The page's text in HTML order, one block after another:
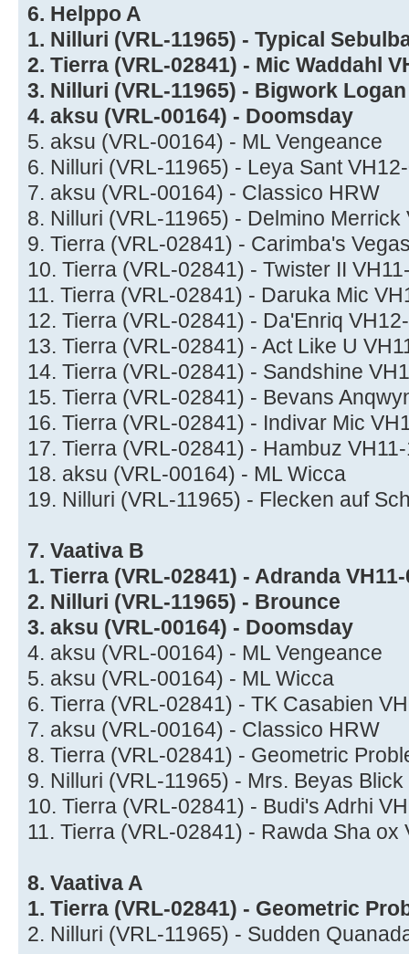
6. Helppo A
1. Nilluri (VRL-11965) - Typical
2. Tierra (VRL-02841) - Mic Waddahl
3. Nilluri (VRL-11965) - Bigwork
4. aksu (VRL-00164) - Doomsday
5. aksu (VRL-00164) - ML Vengeance
6. Nilluri (VRL-11965) - Leya Sant
7. aksu (VRL-00164) - Classico HRW
8. Nilluri (VRL-11965) - Delmino
9. Tierra (VRL-02841) - Carimba's
10. Tierra (VRL-02841) - Twister II
11. Tierra (VRL-02841) - Daruka Mic
12. Tierra (VRL-02841) - Da'Enriq
13. Tierra (VRL-02841) - Act Like U
14. Tierra (VRL-02841) - Sandshine
15. Tierra (VRL-02841) - Bevans
16. Tierra (VRL-02841) - Indivar Mic
17. Tierra (VRL-02841) - Hambuz
18. aksu (VRL-00164) - ML Wicca
19. Nilluri (VRL-11965) - Flecken auf
7. Vaativa B
1. Tierra (VRL-02841) - Adranda
2. Nilluri (VRL-11965) - Brounce
3. aksu (VRL-00164) - Doomsday
4. aksu (VRL-00164) - ML Vengeance
5. aksu (VRL-00164) - ML Wicca
6. Tierra (VRL-02841) - TK Casabien
7. aksu (VRL-00164) - Classico HRW
8. Tierra (VRL-02841) - Geometric
9. Nilluri (VRL-11965) - Mrs. Beyas
10. Tierra (VRL-02841) - Budi's Adrhi
11. Tierra (VRL-02841) - Rawda Sha ox
8. Vaativa A
1. Tierra (VRL-02841) - Geometric
2. Nilluri (VRL-11965) - Sudden